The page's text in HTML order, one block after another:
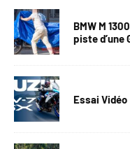
BMW M
piste d’une
Essai Vidéo